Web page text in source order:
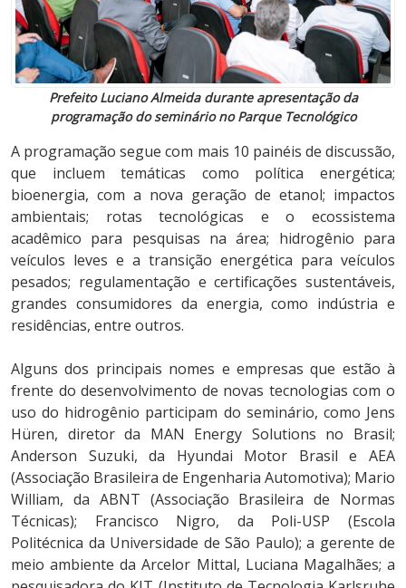
Prefeito Luciano Almeida durante apresentação da
programação do seminário no Parque Tecnológico
A programação segue com mais 10 painéis de discussão,
que incluem temáticas como política energética;
bioenergia, com a nova geração de etanol; impactos
ambientais; rotas tecnológicas e o ecossistema
acadêmico para pesquisas na área; hidrogênio para
veículos leves e a transição energética para veículos
pesados; regulamentação e certificações sustentáveis,
grandes consumidores da energia, como indústria e
residências, entre outros.
Alguns dos principais nomes e empresas que estão à
frente do desenvolvimento de novas tecnologias com o
uso do hidrogênio participam do seminário, como Jens
Hüren, diretor da MAN Energy Solutions no Brasil;
Anderson Suzuki, da Hyundai Motor Brasil e AEA
(Associação Brasileira de Engenharia Automotiva); Mario
William, da ABNT (Associação Brasileira de Normas
Técnicas); Francisco Nigro, da Poli-USP (Escola
Politécnica da Universidade de São Paulo); a gerente de
meio ambiente da Arcelor Mittal, Luciana Magalhães; a